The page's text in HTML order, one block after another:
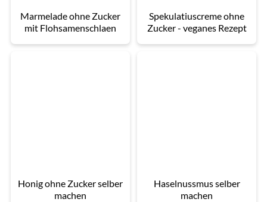
Marmelade ohne Zucker
mit Flohsamenschlaen
Spekulatiuscreme ohne
Zucker - veganes Rezept
Honig ohne Zucker selber
machen
Haselnussmus selber
machen